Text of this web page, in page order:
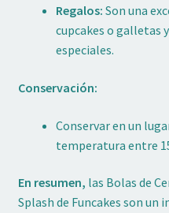
Regalos: Son una
cupcakes o galletas
especiales.
Conservación:
Conservar en un
temperatura entre
En resumen, las Bolas de
Splash de Funcakes son